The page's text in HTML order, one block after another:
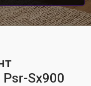
Psr-Sx900